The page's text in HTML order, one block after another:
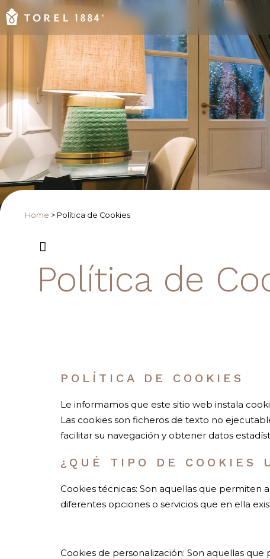
Home > Política de Cookies
Política de
POLÍTICA DE COOKIES
Le informamos que este sitio web instala
Las cookies son ficheros de texto no
facilitar su navegación y obtener datos
¿QUÉ TIPO DE COOKIES
Cookies técnicas: Son aquellas que permiten
diferentes opciones o servicios que en ella
Cookies de personalización: Son aquellas